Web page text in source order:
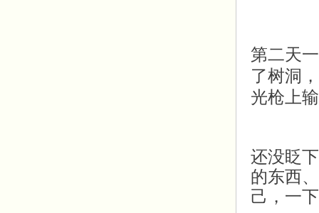
第二天
了树洞，
光枪上
还没眨
的东西
己， 一